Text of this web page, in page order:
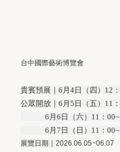
台中國際藝術博覽會
貴賓預展｜6月4日（四）12
公眾開放｜6月5日（五）11
6月6日（六）11：
6月7日（日）11：
展覽日期｜ 2026.06.05~06.07